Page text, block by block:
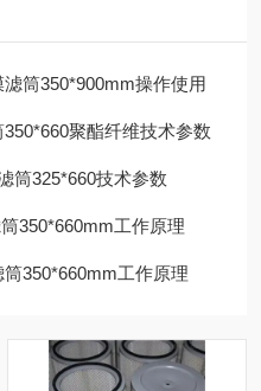
筒350*900mm操作使用
聚酯纤维技术参数
筒325*660技术参数
350*660mm工作原理
350*660mm工作原理